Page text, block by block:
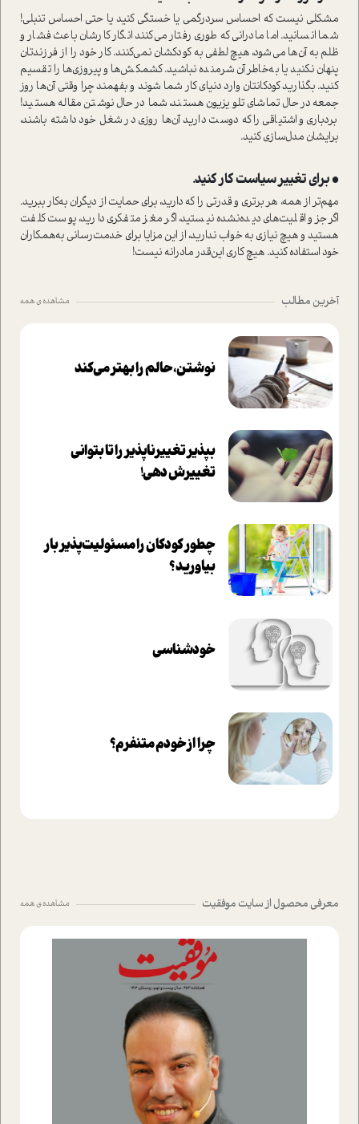
مشکلی نیست که احساس سردرگمی یا خستگی کنید یا حتی احساس تنبلی!
شما انسانید. اما مادرانی که طوری رفتار می‌کنند انگار کارشان باعث فشار و
ظلم به آن‌ها می‌شود، هیچ لطفی به کودکشان نمی‌کنند. کار خود را از فرزندتان
پنهان نکنید یا به‌خاطر آن شرمنده نباشید. کشمکش‌ها و پیروزی‌ها را تقسیم
کنید. بگذارید کودکانتان وارد دنیای کار شما شوند و بفهمند چرا وقتی آن‌ها روز
جمعه در‌حال تماشای تلویزیون هستند، شما در‌حال نوشتن مقاله هستید!
بردباری و اشتیاقی را که دوست دارید آن‌ها روزی در شغل خود داشته باشند،
برایشان مدل‌سازی کنید.
• برای تغییر سیا‌ست کار کنید.
مهم‌تر از همه‌، هر برتری و قدرتی را که دارید، برای حمایت از دیگران به‌کار ببرید‌.
اگر جزو اقلیت‌های دیده‌نشده نیستید، اگر مغز متفکری دارید، پوست کلفت
هستید و هیچ نیازی به خواب ندارید، از این مزایا برای خدمت‌رسانی به‌همکاران
خود ا‌ستفاده کنید. هیچ کاری این‌قدر مادرانه نیست!
آخرین مطالب مشاهده ی همه
نوشتن، حالم را بهتر می‌کند
بپذير تغييرناپذير را تا بتواني
تغييرش دهي!‏
چطور کودکان را مسئولیت‌پذیر بار
بیاورید؟
خودشناسی
چرا از خودم متنفرم؟
معرفی محصول از سایت موفقیت مشاهده ی همه